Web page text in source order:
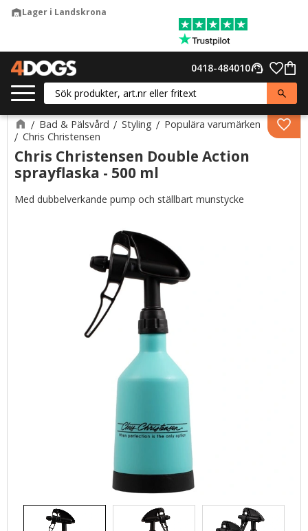
warehouseLager i Landskrona
support_agent
0418-484010
Bad & Pälsvård Styling
Populära varumärken
Chris Christensen
Chris Christensen Double Action
sprayflaska - 500 ml
Med dubbelverkande pump och ställbart munstycke